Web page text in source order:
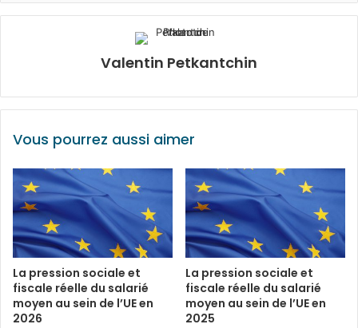
Valentin Petkantchin
Vous pourrez aussi aimer
La pression sociale et
fiscale réelle du salarié
moyen au sein de l’UE en
2026
La pression sociale et
fiscale réelle du salarié
moyen au sein de l’UE en
2025